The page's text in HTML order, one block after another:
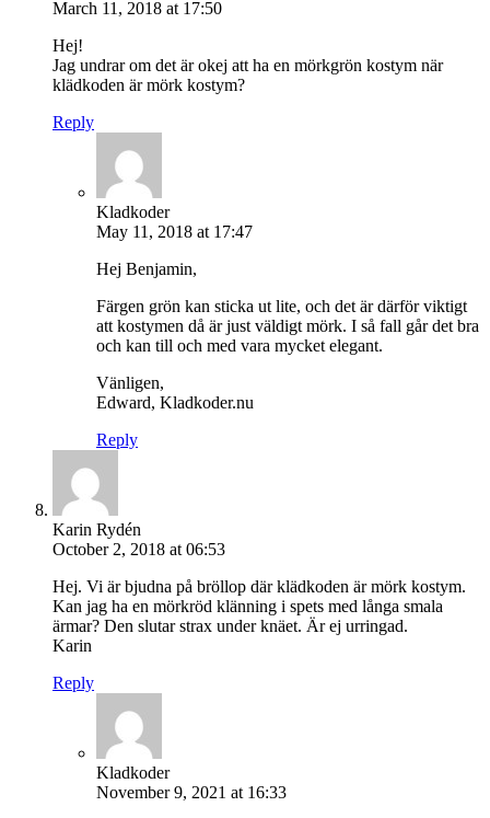
March 11, 2018 at 17:50
Hej!
Jag undrar om det är okej att ha en mörkgrön kostym när
klädkoden är mörk kostym?
Reply
Kladkoder
May 11, 2018 at 17:47
Hej Benjamin,
Färgen grön kan sticka ut lite, och det är därför viktigt
att kostymen då är just väldigt mörk. I så fall går det bra
och kan till och med vara mycket elegant.
Vänligen,
Edward, Kladkoder.nu
Reply
Karin Rydén
October 2, 2018 at 06:53
Hej. Vi är bjudna på bröllop där klädkoden är mörk kostym.
Kan jag ha en mörkröd klänning i spets med långa smala
ärmar? Den slutar strax under knäet. Är ej urringad.
Karin
Reply
Kladkoder
November 9, 2021 at 16:33